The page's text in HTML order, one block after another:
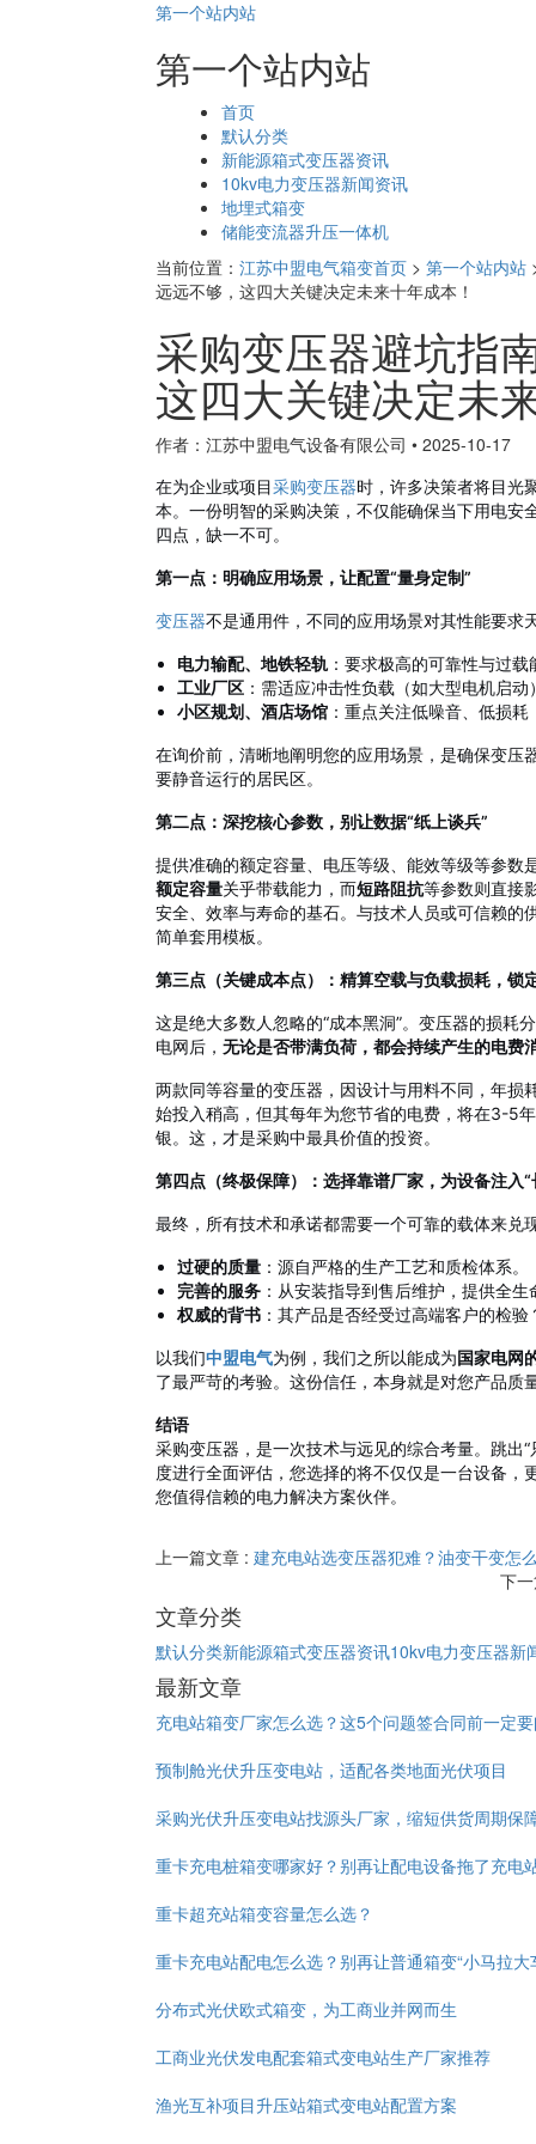
第一个站内站
第一个站内站
首页
默认分类
新能源箱式变压器资讯
10kv电力变压器新闻资讯
地埋式箱变
储能变流器升压一体机
当前位置： 江苏中盟电气箱变首页 > 第一个站内站
远远不够，这四大关键决定未来十年成本！
采购变压器避坑指
这四大关键决定未
作者：江苏中盟电气设备有限公司 • 2025-10-17
在为企业或项目采购变压器时，许多决策者将目光
本。一份明智的采购决策，不仅能确保当下用电
四点，缺一不可。
第一点：明确应用场景，让配置“量身定制”
变压器不是通用件，不同的应用场景对其性能要求
电力输配、地铁轻轨 ：要求极高的可靠性与过
工业厂区 ：需适应冲击性负载（如大型电机启
小区规划、酒店场馆 ：重点关注低噪音、低损
在询价前，清晰地阐明您的应用场景，是确保变压
要静音运行的居民区。
第二点：深挖核心参数，别让数据“纸上谈兵”
提供准确的额定容量、电压等级、能效等级等参
额定容量关乎带载能力，而短路阻抗等参数则直接
安全、效率与寿命的基石。与技术人员或可信赖
简单套用模板。
第三点（关键成本点）：精算空载与负载损耗，锁
这是绝大多数人忽略的“成本黑洞”。变压器的损耗
电网后， 无论是否带满负荷，都会持续产生的电费
两款同等容量的变压器，因设计与用料不同，年
始投入稍高，但其每年为您节省的电费，将在3-5
银。这，才是采购中最具价值的投资。
第四点（终极保障）：选择靠谱厂家，为设备注入“
最终，所有技术和承诺都需要一个可靠的载体来兑
过硬的质量 ：源自严格的生产工艺和质检体系。
完善的服务 ：从安装指导到售后维护，提供全
权威的背书 ：其产品是否经受过高端客户的检验
以我们中盟电气为例，我们之所以能成为国家电网
了最严苛的考验。这份信任，本身就是对您产品质
结语
采购变压器，是一次技术与远见的综合考量。跳出“
度进行全面评估，您选择的将不仅仅是一台设备
您值得信赖的电力解决方案伙伴。
上一篇文章 : 建充电站选变压器犯难？油变干变怎
下
文章分类
默认分类新能源箱式变压器资讯10kv电力变压器新
最新文章
充电站箱变厂家怎么选？这5个问题签合同前一定
预制舱光伏升压变电站，适配各类地面光伏项目
采购光伏升压变电站找源头厂家，缩短供货周期保
重卡充电桩箱变哪家好？别再让配电设备拖了充电
重卡超充站箱变容量怎么选？
重卡充电站配电怎么选？别再让普通箱变“小马拉大
分布式光伏欧式箱变，为工商业并网而生
工商业光伏发电配套箱式变电站生产厂家推荐
渔光互补项目升压站箱式变电站配置方案